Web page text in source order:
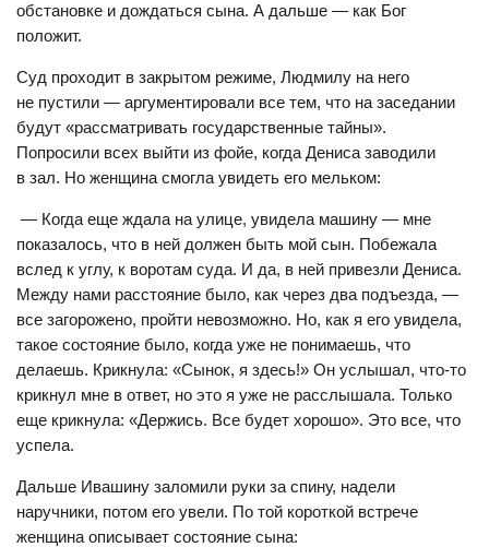
обстановке и дождаться сына. А дальше — как Бог
положит.
Суд проходит в закрытом режиме, Людмилу на него
не пустили — аргументировали все тем, что на заседании
будут «рассматривать государственные тайны».
Попросили всех выйти из фойе, когда Дениса заводили
в зал. Но женщина смогла увидеть его мельком:
— Когда еще ждала на улице, увидела машину — мне
показалось, что в ней должен быть мой сын. Побежала
вслед к углу, к воротам суда. И да, в ней привезли Дениса.
Между нами расстояние было, как через два подъезда, —
все загорожено, пройти невозможно. Но, как я его увидела,
такое состояние было, когда уже не понимаешь, что
делаешь. Крикнула: «Сынок, я здесь!» Он услышал, что-то
крикнул мне в ответ, но это я уже не расслышала. Только
еще крикнула: «Держись. Все будет хорошо». Это все, что
успела.
Дальше Ивашину заломили руки за спину, надели
наручники, потом его увели. По той короткой встрече
женщина описывает состояние сына: